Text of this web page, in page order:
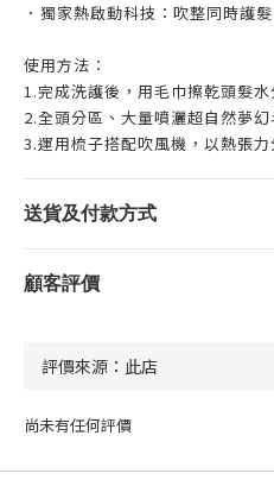
．獨家熱啟動科技：吹整同時護
使用方法：
1.完成洗護後，用毛巾擦乾頭髮水
2.全頭分區、大量噴灑超自然夢幻
3.運用梳子搭配吹風機，以熱張
送貨及付款方式
顧客評價
尚未有任何評價